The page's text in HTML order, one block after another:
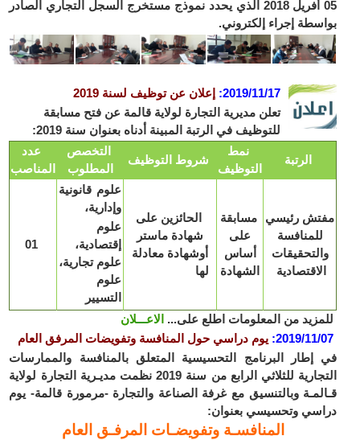
05 أفريل 2018 الذي يحدد نموذج مستخرج السجل التجاري الصادر
بواسطة إجراء إلكتروني.
2019/11/17
: إعلان عن توظيف لسنة 2019
تعلن مديرية التجارة لولاية قالمة عن فتح مسابقة
للتوظيف في الرتبة المبينة أدناه بعنوان سنة 2019:
عدد
المناصب
التخصص
المطلوب
شروط التوظيف
نمط
التوظيف
الرتبة
علوم قانونية
وإدارية،
علوم
إقتصادية،
علوم تجارية،
علوم
التسيير
الحائزين على
شهادة ماستر
أوشهادة معادلة
لها
مسابقة
على
أساس
الشهادة
مفتش رئيسي
للمنافسة
والتحقيقات
الاقتصادية
للمزيد من المعلومات اطلع على... الاعـــلان
2019/11/07
: يوم دراسي حول المنافسة وتفويضات المرفق العام
في إطار البرنامج التحسيسية المتعلق بالمنافسة والممارسات
التجارية للثلاثي الرابع من سنة 2019 نظمت مديـرية التجارة لولاية
قـالمـة وبالتنسيق مع غرفة الصناعة والتجارة -مرمورة قالمة- يوم
دراسي وتحسيسي بعنوان:
المنافسـة وتفويضـات المرفـق العام